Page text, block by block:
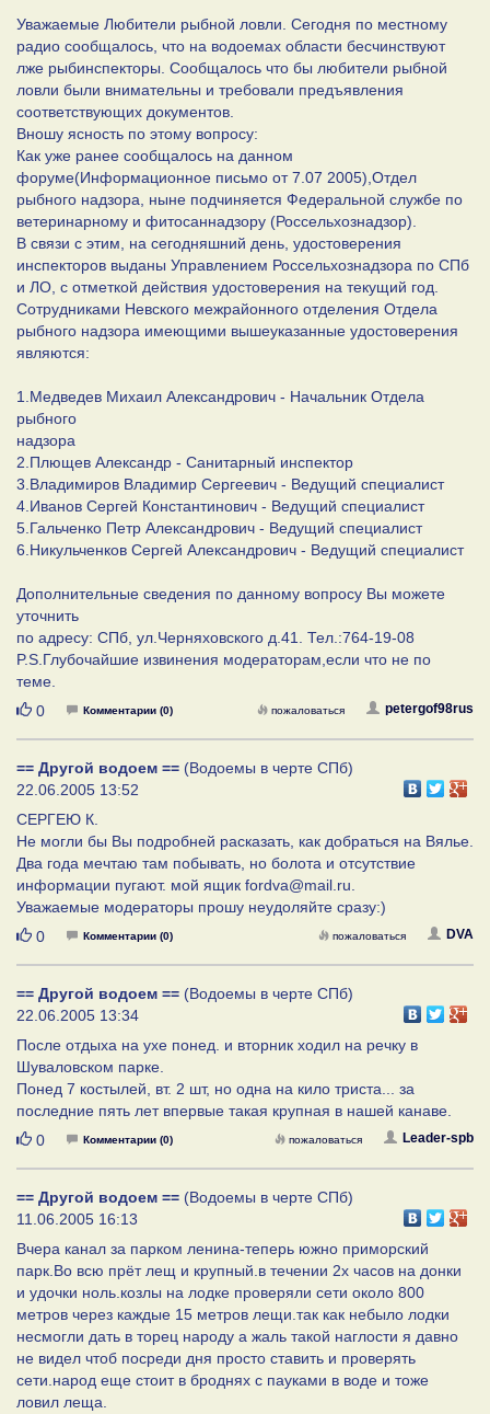
Уважаемые Любители рыбной ловли. Сегодня по местному
радио сообщалось, что на водоемах области бесчинствуют
лже рыбинспекторы. Сообщалось что бы любители рыбной
ловли были внимательны и требовали предъявления
соответствующих документов.
Вношу ясность по этому вопросу:
Как уже ранее сообщалось на данном
форуме(Информационное письмо от 7.07 2005),Отдел
рыбного надзора, ныне подчиняется Федеральной службе по
ветеринарному и фитосаннадзору (Россельхознадзор).
В связи с этим, на сегодняшний день, удостоверения
инспекторов выданы Управлением Россельхознадзора по СПб
и ЛО, с отметкой действия удостоверения на текущий год.
Сотрудниками Невского межрайонного отделения Отдела
рыбного надзора имеющими вышеуказанные удостоверения
являются:
1.Медведев Михаил Александрович - Начальник Отдела
рыбного
надзора
2.Плющев Александр - Санитарный инспектор
3.Владимиров Владимир Сергеевич - Ведущий специалист
4.Иванов Сергей Константинович - Ведущий специалист
5.Гальченко Петр Александрович - Ведущий специалист
6.Никульченков Сергей Александрович - Ведущий специалист
Дополнительные сведения по данному вопросу Вы можете
уточнить
по адресу: СПб, ул.Черняховского д.41. Тел.:764-19-08
P.S.Глубочайшие извинения модераторам,если что не по
теме.
Нравится
0 Комментарии (0) petergof98rus
пожаловаться
== Другой водоем == (Водоемы в черте СПб)
22.06.2005 13:52
СЕРГЕЮ К.
Не могли бы Вы подробней расказать, как добраться на Вялье.
Два года мечтаю там побывать, но болота и отсутствие
информации пугают. мой ящик fordva@mail.ru.
Уважаемые модераторы прошу неудоляйте сразу:)
Нравится
0 Комментарии (0) DVA
пожаловаться
== Другой водоем == (Водоемы в черте СПб)
22.06.2005 13:34
После отдыха на ухе понед. и вторник ходил на речку в
Шуваловском парке.
Понед 7 костылей, вт. 2 шт, но одна на кило триста... за
последние пять лет впервые такая крупная в нашей канаве.
Нравится
0 Комментарии (0) Leader-spb
пожаловаться
== Другой водоем == (Водоемы в черте СПб)
11.06.2005 16:13
Вчера канал за парком ленина-теперь южно приморский
парк.Во всю прёт лещ и крупный.в течении 2х часов на донки
и удочки ноль.козлы на лодке проверяли сети около 800
метров через каждые 15 метров лещи.так как небыло лодки
несмогли дать в торец народу а жаль такой наглости я давно
не видел чтоб посреди дня просто ставить и проверять
сети.народ еще стоит в броднях с пауками в воде и тоже
ловил леща.